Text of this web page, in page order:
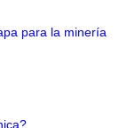
para la minería